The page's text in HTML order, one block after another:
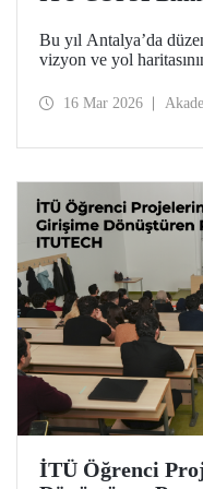
Bu yıl Antalya’da
vizyon ve yol
Demirel Kültür
16 Mar 2026
İTÜ Öğrenci